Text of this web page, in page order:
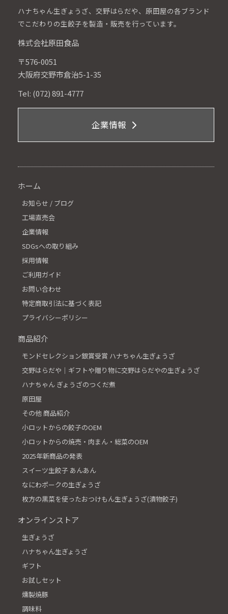
ハナちゃん生ぎょうざ、交野はらだや、原田屋の各ブランド
でこだわりの生餃子を製造・販売を行っています。
株式会社原田食品
〒576-0051
大阪府交野市倉治5-1-35
Tel: (072) 891-4777
企業情報
ホーム
お知らせ / ブログ
工場直売会
企業情報
SDGsへの取り組み
採用情報
ご利用ガイド
お問い合わせ
特定商取引法に基づく表記
プライバシーポリシー
商品紹介
モンドセレクション銀賞受賞 ハナちゃん生ぎょうざ
交野はらだや│ギフトや贈り物に交野はらだやの生ぎょうざ
ハナちゃん ぎょうざのつくだ煮
原田屋
その他 商品紹介
小ロットからの餃子のOEM
小ロットからの焼売・肉まん・総菜のOEM
2025年新商品の発表
スイーツ生餃子 あんあん
なにわポークの生ぎょうざ
枚方の黒菜を使ったおつけもん生ぎょうざ(漬物餃子)
オンラインストア
生ぎょうざ
ハナちゃん生ぎょうざ
ギフト
お試しセット
燻製焼豚
調味料